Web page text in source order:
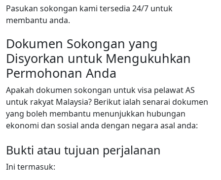
Pasukan sokongan kami tersedia 24/7 untuk
membantu anda.
Dokumen Sokongan yang
Disyorkan untuk Mengukuhkan
Permohonan Anda
Apakah dokumen sokongan untuk visa pelawat AS
untuk rakyat Malaysia? Berikut ialah senarai dokumen
yang boleh membantu menunjukkan hubungan
ekonomi dan sosial anda dengan negara asal anda:
Bukti atau tujuan perjalanan
Ini termasuk: